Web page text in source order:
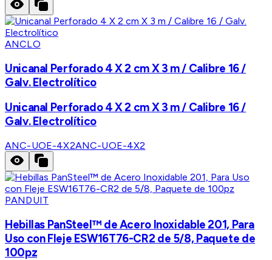
ANCLO
Unicanal Perforado 4 X 2 cm X 3 m / Calibre 16 /
Galv. Electrolítico
Unicanal Perforado 4 X 2 cm X 3 m / Calibre 16 /
Galv. Electrolítico
ANC-UOE-4X2ANC-UOE-4X2
PANDUIT
Hebillas PanSteel™ de Acero Inoxidable 201, Para
Uso con Fleje ESW16T76-CR2 de 5/8, Paquete de
100pz